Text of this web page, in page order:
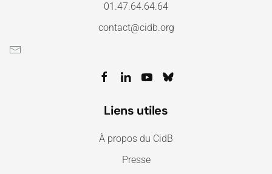
01.47.64.64.64
contact@cidb.org
Liens utiles
À propos du CidB
Presse